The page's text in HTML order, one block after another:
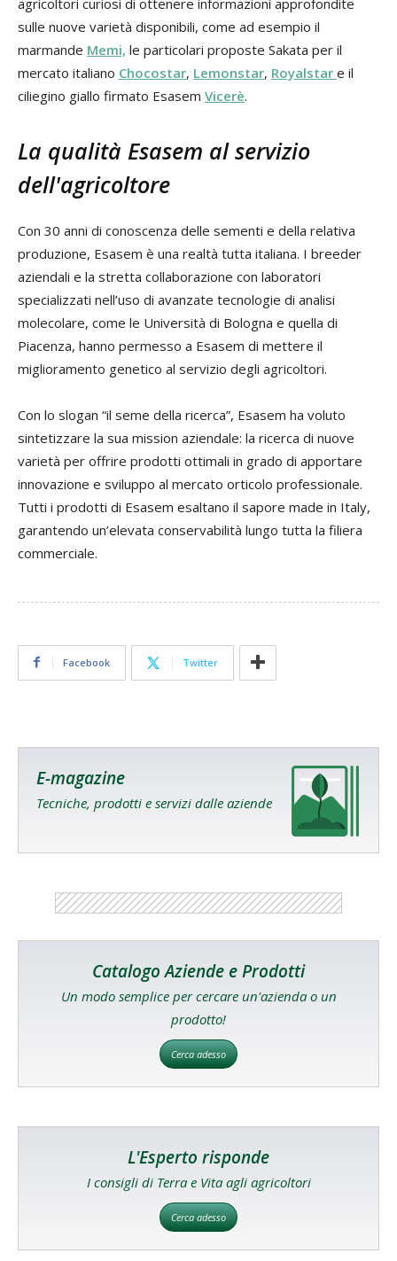
sulle nuove varietà disponibili, come ad esempio il
marmande Memi, le particolari proposte Sakata per il
mercato italiano Chocostar, Lemonstar, Royalstar e il
ciliegino giallo firmato Esasem Vicerè.
La qualità Esasem al servizio
dell'agricoltore
Con 30 anni di conoscenza delle sementi e della relativa
produzione, Esasem è una realtà tutta italiana. I breeder
aziendali e la stretta collaborazione con laboratori
specializzati nell’uso di avanzate tecnologie di analisi
molecolare, come le Università di Bologna e quella di
Piacenza, hanno permesso a Esasem di mettere il
miglioramento genetico al servizio degli agricoltori.
Con lo slogan “il seme della ricerca”, Esasem ha voluto
sintetizzare la sua mission aziendale: la ricerca di nuove
varietà per offrire prodotti ottimali in grado di apportare
innovazione e sviluppo al mercato orticolo professionale.
Tutti i prodotti di Esasem esaltano il sapore made in Italy,
garantendo un’elevata conservabilità lungo tutta la filiera
commerciale.
Facebook Twitter
E-magazine
Tecniche, prodotti e servizi dalle aziende
Catalogo Aziende e Prodotti
Un modo semplice per cercare un'azienda o un
prodotto!
Cerca adesso
L'Esperto risponde
I consigli di Terra e Vita agli agricoltori
Cerca adesso